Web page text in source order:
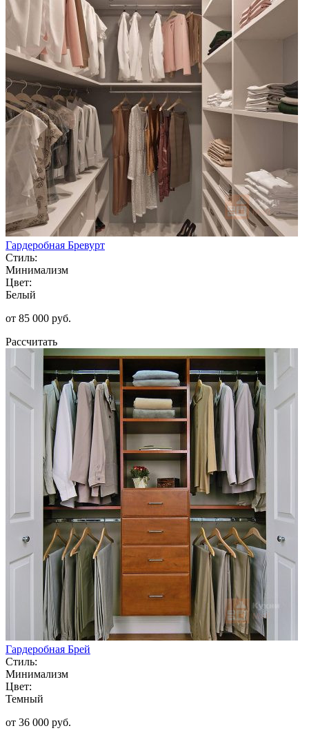
Гардеробная Бревурт
Стиль:
Минимализм
Цвет:
Белый
от 85 000 руб.
Рассчитать
Гардеробная Брей
Стиль:
Минимализм
Цвет:
Темный
от 36 000 руб.